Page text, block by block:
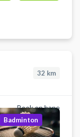
32 km
Book en bane
Badminton